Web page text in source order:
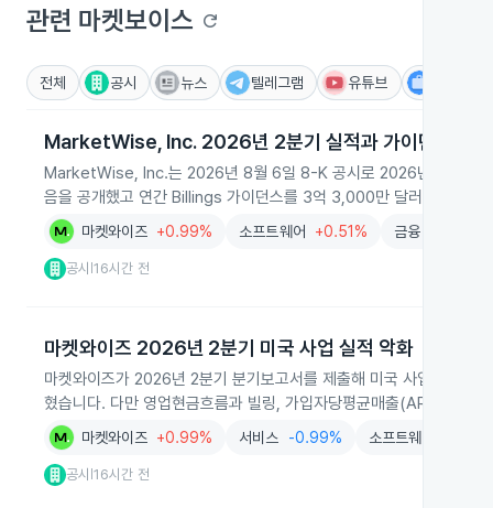
관련 마켓보이스 refresh
전체 공시 뉴스 텔레그램 유튜브
MarketWise, Inc. 2026년 2분기 실적과 가이던스 상향
MarketWise, Inc.는 2026년 8월 6일 8-K 공시로 2026년 2분기 실
음을 공개했고 연간 Billings 가이던스를 3억 3,000만 달러로 상향했
마켓와이즈 +0.99% 소프트웨어 +0.51% 금융
공시 |16시간 전
마켓와이즈 2026년 2분기 미국 사업 실적 악화
마켓와이즈가 2026년 2분기 분기보고서를 제출해 미국 사업 매출
혔습니다. 다만 영업현금흐름과 빌링, 가입자당평균매출(ARPU)은
마켓와이즈 +0.99% 서비스 -0.99% 소프트웨어
공시 |16시간 전